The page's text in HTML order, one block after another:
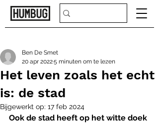
Het leven zoals het echt
is: de stad
Ben De Smet
20 apr 20225 minuten om te lezen
Bijgewerkt op: 17 feb 2024
Ook de stad heeft op het witte doek